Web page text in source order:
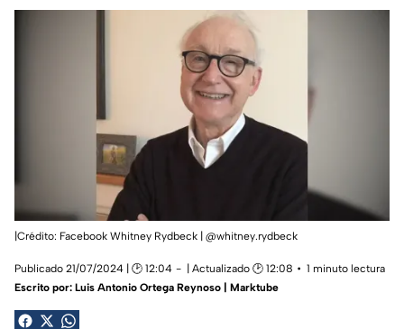
|Crédito: Facebook Whitney Rydbeck | @whitney.rydbeck
Publicado 21/07/2024 | 🕑 12:04 | Actualizado 🕑 12:08
1 minuto lectura
Escrito por: Luis Antonio Ortega Reynoso | Marktube